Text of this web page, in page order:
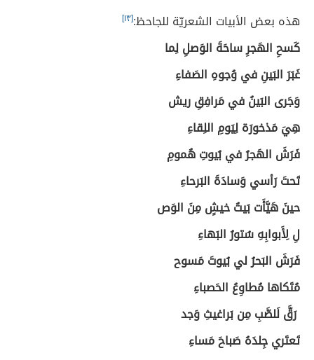
هذه بعض الأبيات الشعريّة للجاحظ:[١٣]
كَسحِ الهَجرِ ساحَةَ الوَصلِ لِما
غَبَرَ البَينِ في وُجوهِ الصَفاءِ
وَجَرى البَينُ في مَرافِقِ ريش
هِيَ مَذخورَة لِيَومِ اللِقاءِ
فَرَشَ الهَجرُ في بُيوتِ هُمومِ
تَحتَ رَأسي وَسادَةَ البَرحاءِ
حينَ هَيَّأَت بَيتُ خيشٍ مِنَ الوَص
لِ لِأَبوابِهِ سُتورُ البَهاءِ
فَرَشَ البَحرُ لي بُيوتَ مَسوح
مُتَكاها مُطاوِعُ الحَصباءِ
رَقَّ لَلصَّبِ مِن بَراغيثِ وَجد
تَعتَري جِلدَهُ صَباحَ مَساءِ